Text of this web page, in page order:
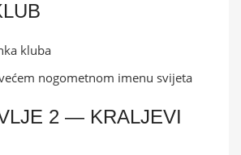
kluba
nogometnom imenu svijeta
2 — KRALJEVI